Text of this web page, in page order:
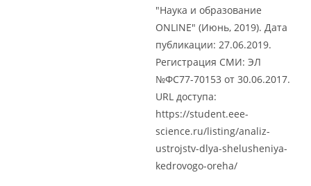
"Наука и образование
ONLINE" (Июнь, 2019). Дата
публикации: 27.06.2019.
Регистрация СМИ: ЭЛ
№ФС77-70153 от 30.06.2017.
URL доступа:
https://student.eee-
science.ru/listing/analiz-
ustrojstv-dlya-shelusheniya-
kedrovogo-oreha/